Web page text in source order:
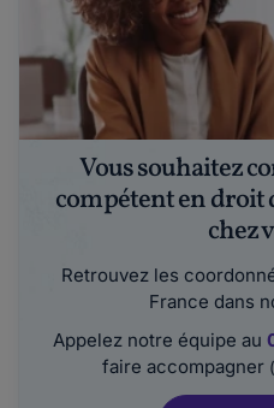
Vous souhaitez
compétent en droit
chez
Retrouvez les
France dans
Appelez notre équipe au
faire accompagner